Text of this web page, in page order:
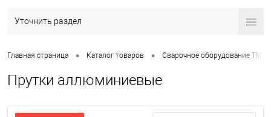
Уточнить раздел
Главная страница • Каталог товаров • Сварочное оборудование ТМ
Прутки аллюминиевые